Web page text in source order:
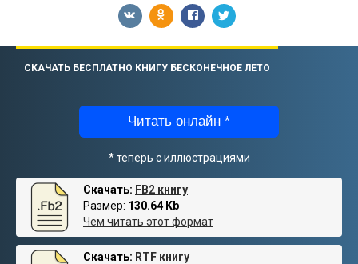
СКАЧАТЬ БЕСПЛАТНО КНИГУ БЕСКОНЕЧНОЕ ЛЕТО
Читать онлайн *
* теперь с иллюстрациями
Скачать: FB2 книгу
Размер: 130.64 Kb
Чем читать этот формат
Скачать: RTF книгу